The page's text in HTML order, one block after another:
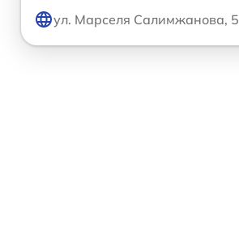
ул. Марселя Салимжанова, 5